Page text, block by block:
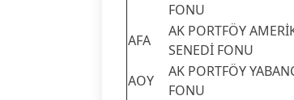
FONU
AFA
AK PORTFÖY
SENEDİ FONU
AOY
AK PORTFÖY
FONU